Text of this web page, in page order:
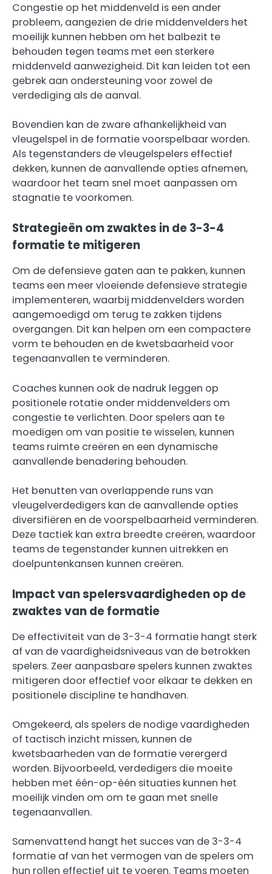
Congestie op het middenveld is een ander
probleem, aangezien de drie middenvelders het
moeilijk kunnen hebben om het balbezit te
behouden tegen teams met een sterkere
middenveld aanwezigheid. Dit kan leiden tot een
gebrek aan ondersteuning voor zowel de
verdediging als de aanval.
Bovendien kan de zware afhankelijkheid van
vleugelspel in de formatie voorspelbaar worden.
Als tegenstanders de vleugelspelers effectief
dekken, kunnen de aanvallende opties afnemen,
waardoor het team snel moet aanpassen om
stagnatie te voorkomen.
Strategieën om zwaktes in de 3-3-4
formatie te mitigeren
Om de defensieve gaten aan te pakken, kunnen
teams een meer vloeiende defensieve strategie
implementeren, waarbij middenvelders worden
aangemoedigd om terug te zakken tijdens
overgangen. Dit kan helpen om een compactere
vorm te behouden en de kwetsbaarheid voor
tegenaanvallen te verminderen.
Coaches kunnen ook de nadruk leggen op
positionele rotatie onder middenvelders om
congestie te verlichten. Door spelers aan te
moedigen om van positie te wisselen, kunnen
teams ruimte creëren en een dynamische
aanvallende benadering behouden.
Het benutten van overlappende runs van
vleugelverdedigers kan de aanvallende opties
diversifiëren en de voorspelbaarheid verminderen.
Deze tactiek kan extra breedte creëren, waardoor
teams de tegenstander kunnen uitrekken en
doelpuntenkansen kunnen creëren.
Impact van spelersvaardigheden op de
zwaktes van de formatie
De effectiviteit van de 3-3-4 formatie hangt sterk
af van de vaardigheidsniveaus van de betrokken
spelers. Zeer aanpasbare spelers kunnen zwaktes
mitigeren door effectief voor elkaar te dekken en
positionele discipline te handhaven.
Omgekeerd, als spelers de nodige vaardigheden
of tactisch inzicht missen, kunnen de
kwetsbaarheden van de formatie verergerd
worden. Bijvoorbeeld, verdedigers die moeite
hebben met één-op-één situaties kunnen het
moeilijk vinden om om te gaan met snelle
tegenaanvallen.
Samenvattend hangt het succes van de 3-3-4
formatie af van het vermogen van de spelers om
hun rollen effectief uit te voeren. Teams moeten